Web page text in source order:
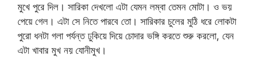
মুখে পুরে দিল। সারিকা দেখলো এটা যেমন লম্বা তেমন মোটা। ও ভয়
পেয়ে গেল। এটা সে নিতে পারবে তো। সারিকার চুলের মুঠি ধরে লোকটা
পুরো ধনটা গলা পর্যন্ত ঢুকিয়ে দিয়ে চোদার ভঙ্গি করতে শুরু করলো, যেন
এটা খাবার মুখ নয় যোনীমুখ।